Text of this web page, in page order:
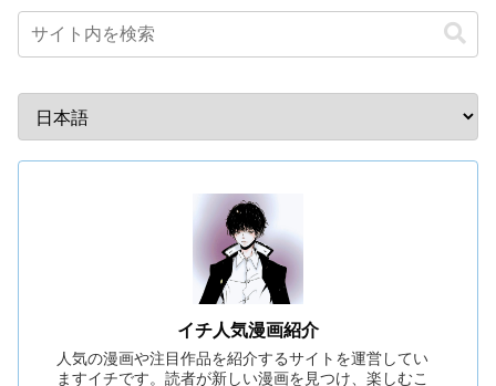
イチ人気漫画紹介
人気の漫画や注目作品を紹介するサイトを運営してい
ますイチです。読者が新しい漫画を見つけ、楽しむこ